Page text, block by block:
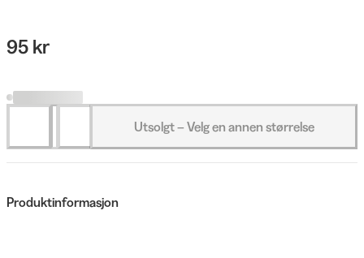
95 kr
Utsolgt – Velg en annen størrelse
Produktinformasjon